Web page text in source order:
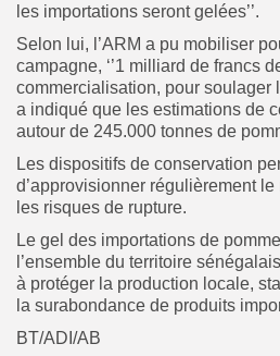
les importations seront gelées’’.
Selon lui, l’ARM a pu mobiliser
campagne, ‘’1 milliard de francs
commercialisation, pour soulager
a indiqué que les estimations de
autour de 245.000 tonnes de
Les dispositifs de conservation
d’approvisionner régulièrement
les risques de rupture.
Le gel des importations de
l’ensemble du territoire
à protéger la production locale,
la surabondance de produits
BT/ADI/AB